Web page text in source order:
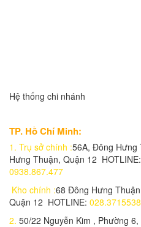
Đèn pha 400w -8 khoan led
1,250,000 đ
1,250,000 đ
Đèn Năng Lượng Mặt trời công sất
800,000 đ
Đèn pha 30w - 4 bóng - chế độ 3
650,000 đ
Hệ thống chi nhánh
TP. Hồ Chí Minh:
1. Trụ sở chính :56A, Đông Hưng
Hưng Thuận, Quận 12 HOTLINE:
0938.867.477
Kho chính :68 Đông Hưng
Quận 12 HOTLINE:
2. 50/22 Nguyễn Kim , Phường 6,